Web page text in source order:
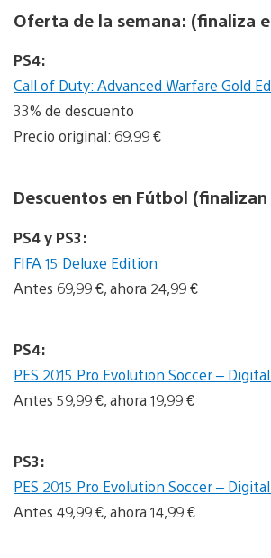
Oferta de la semana: (finaliza
PS4:
Call of Duty: Advanced Warfare Gold
33% de descuento
Precio original: 69,99 €
Descuentos en Fútbol
PS4 y PS3:
FIFA 15 Deluxe Edition
Antes 69,99 €, ahora 24,99 €
PS4:
PES 2015 Pro Evolution Soccer –
Antes 59,99 €, ahora 19,99 €
PS3:
PES 2015 Pro Evolution Soccer –
Antes 49,99 €, ahora 14,99 €